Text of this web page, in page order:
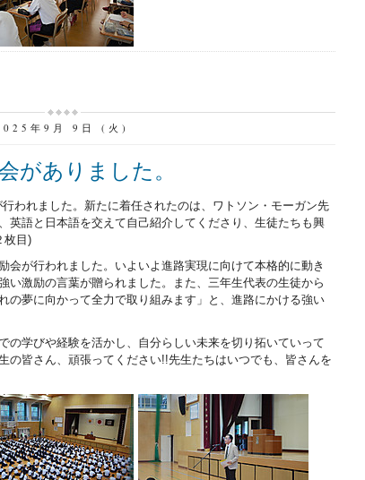
年9月 9日 (火)
がありました。
われました。新たに着任されたのは、ワトソン・モーガン先
英語と日本語を交えて自己紹介してくださり、生徒たちも興
枚目)
が行われました。いよいよ進路実現に向けて本格的に動き
い激励の言葉が贈られました。また、三年生代表の生徒から
の夢に向かって全力で取り組みます」と、進路にかける強い
の学びや経験を活かし、自分らしい未来を切り拓いていって
の皆さん、頑張ってください!!先生たちはいつでも、皆さんを